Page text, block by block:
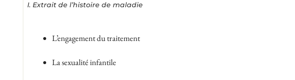
I. Extrait de l’histoire de maladie
L’engagement du traitement
La sexualité infantile